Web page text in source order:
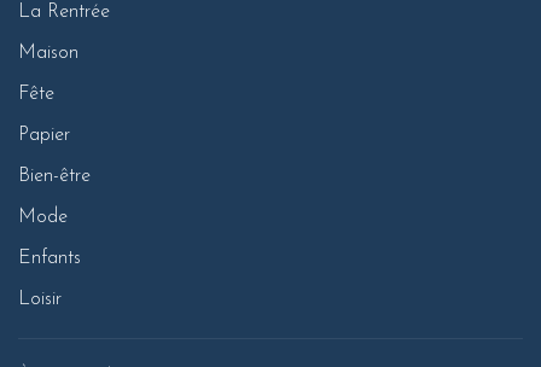
La Rentrée
Maison
Fête
Papier
Bien-être
Mode
Enfants
Loisir